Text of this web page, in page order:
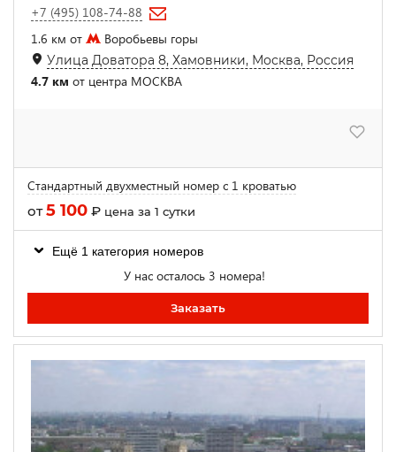
+7 (495) 108-74-88
1.6 км от
Воробьевы горы
Улица Доватора 8, Хамовники, Москва, Россия
4.7 км от центра МОСКВА
Стандартный двухместный номер с 1 кроватью
от5 100 ₽ цена за 1 сутки
Ещё 1 категория номеров
У нас осталось 3 номера!
Заказать